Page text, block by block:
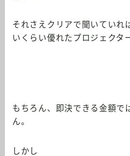
それさえクリアで聞いていれ
いくらい優れたプロジェクタ
もちろん、即決できる金額で
ん。
しかし